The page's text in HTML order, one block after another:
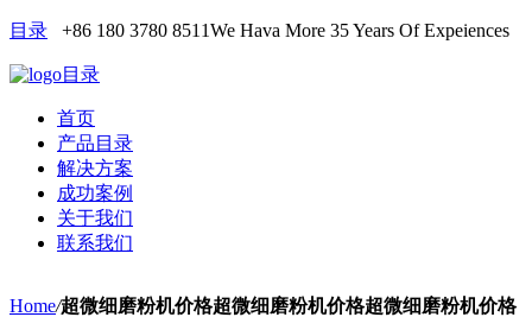
目录 +86 180 3780 8511We Hava More 35 Years Of Expeiences
目录
首页
产品目录
解决方案
成功案例
关于我们
联系我们
Home/超微细磨粉机价格超微细磨粉机价格超微细磨粉机价格